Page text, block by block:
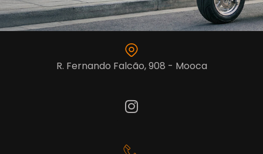
R. Fernando Falcão, 908 - Mooca